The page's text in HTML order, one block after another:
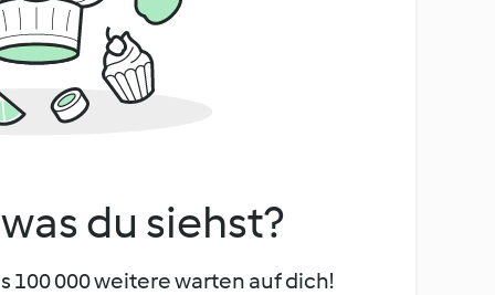
du siehst?
100 000 weitere warten auf dich!